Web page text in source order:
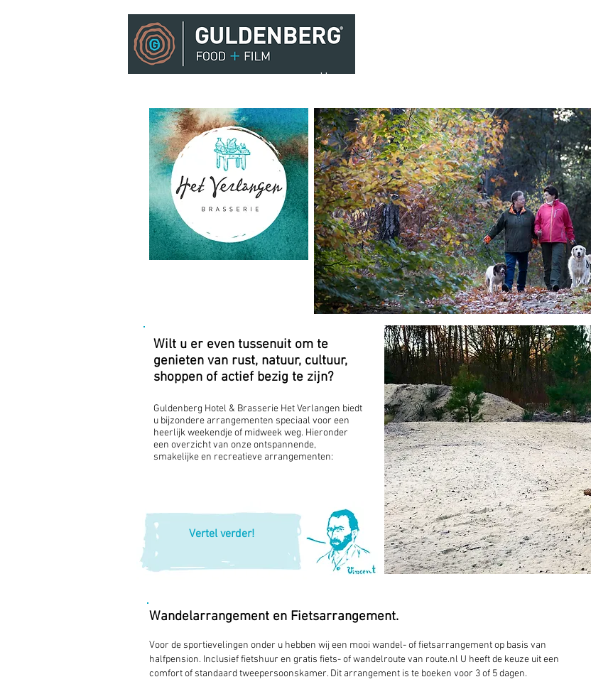
Home
Wilt u er even tussenuit om te
genieten van rust, natuur, cultuur,
shoppen of actief bezig te zijn?
Guldenberg Hotel & Brasserie Het Verlangen biedt
u bijzondere arrangementen speciaal voor een
heerlijk weekendje of midweek weg. Hieronder
een overzicht van onze ontspannende,
smakelijke en recreatieve arrangementen:
Vertel verder!
Wandelarrangement en Fietsarrangement.
Voor de sportievelingen onder u hebben wij een mooi wandel- of fietsarrangement op basis van
halfpension. Inclusief fietshuur en gratis fiets- of wandelroute van route.nl U heeft de keuze uit een
comfort of standaard tweepersoonskamer. Dit arrangement is te boeken voor 3 of 5 dagen.